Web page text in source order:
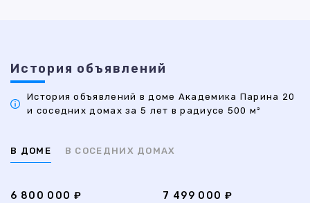
История объявлений
История объявлений в доме Академика Парина 20
и соседних домах за 5 лет в радиусе 500 м²
В ДОМЕ В СОСЕДНИХ ДОМАХ
6 800 000 ₽ 7 499 000 ₽